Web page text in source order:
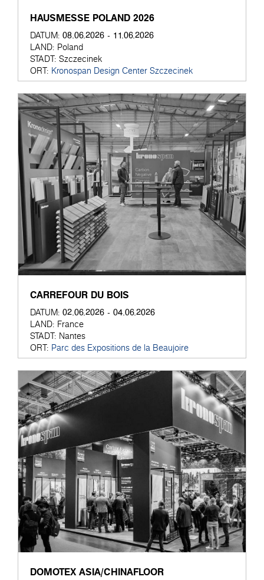
HAUSMESSE POLAND 2026
DATUM: 08.06.2026 - 11.06.2026
LAND: Poland
STADT: Szczecinek
ORT: Kronospan Design Center Szczecinek
CARREFOUR DU BOIS
DATUM: 02.06.2026 - 04.06.2026
LAND: France
STADT: Nantes
ORT: Parc des Expositions de la Beaujoire
DOMOTEX ASIA/CHINAFLOOR